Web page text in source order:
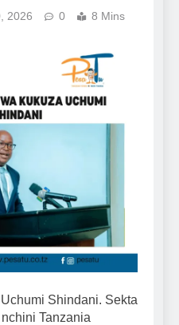
2026 0 8 Mins
Shindani. Sekta
Tanzania